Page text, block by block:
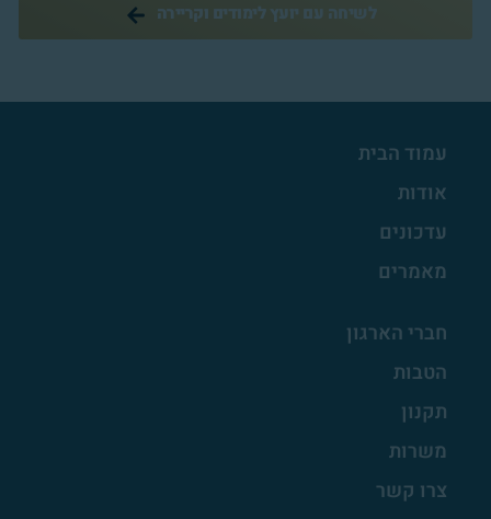
לשיחה עם יועץ לימודים וקריירה
עמוד הבית
אודות
עדכונים
מאמרים
חברי הארגון
הטבות
תקנון
משרות
צרו קשר